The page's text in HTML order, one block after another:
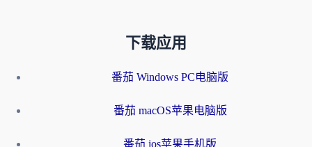
下载应用
番茄 Windows PC电脑版
番茄 macOS苹果电脑版
番茄 ios苹果手机版